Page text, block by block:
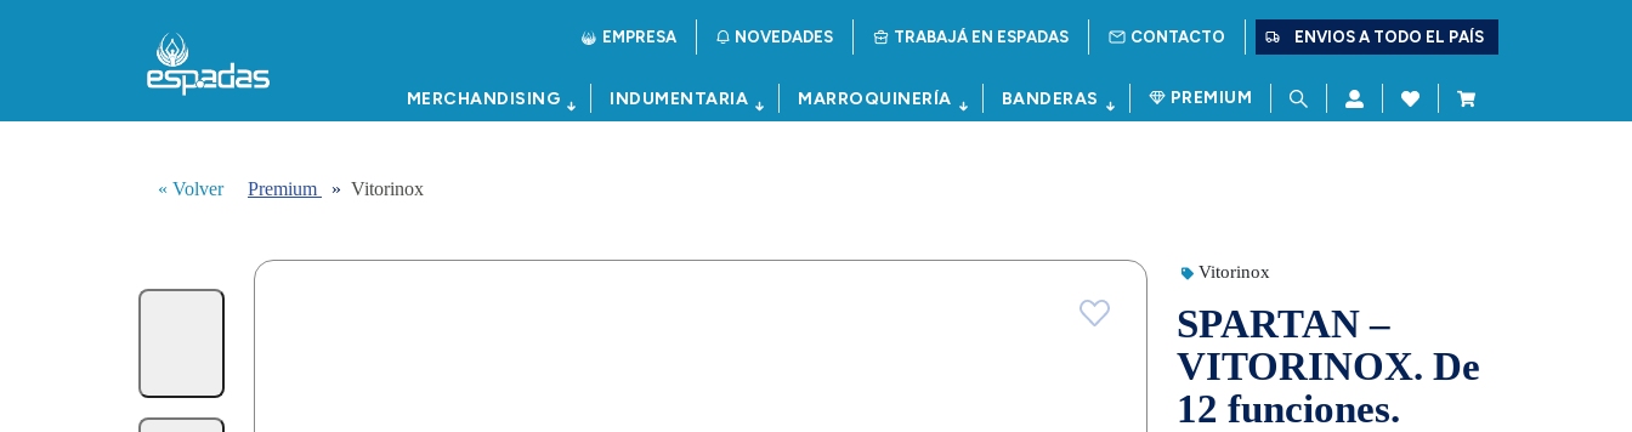
EMPRESA NOVEDADES TRABAJÁ EN ESPADAS CONTACTO ENVIOS A TODO EL PAÍS
MERCHANDISING INDUMENTARIA MARROQUINERÍA BANDERAS PREMIUM
« Volver Premium » Vitorinox
Vitorinox
SPARTAN –
VITORINOX. De
12 funciones.